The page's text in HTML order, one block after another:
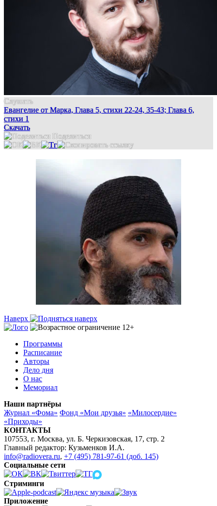
Слушать
Евангелие от Марка, Глава 5, стихи 22-24, 35-43; Глава 6,
стихи 1
Скачать
Поделиться
Наверх
Программы
Расписание
Авторы
Дело дня
О нас
Мемориал
Наши партнёры
Журнал «Фома» Фонд «Мои друзья» «Милосердие»
«Приходы»
КОНТАКТЫ
107553, г. Москва, ул. Б. Черкизовская, 17, стр. 2
Главный редактор: Кузьменков И.А.
info@radiovera.ru, +7 (495) 781-97-61 (доб. 145)
Социальные сети
Стриминги
Приложение